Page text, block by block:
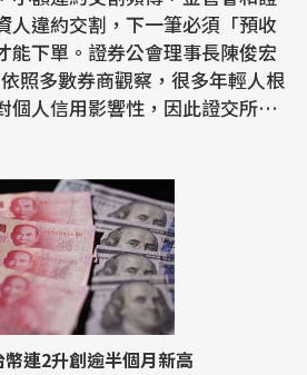
人違約交割，下一筆必須「預收
能下單。證券公會理事長陳俊宏
照多數券商觀察，很多年輕人根
個人信用影響性，因此證交所應
浪潮延續 新台幣連2升創逾半個月新高